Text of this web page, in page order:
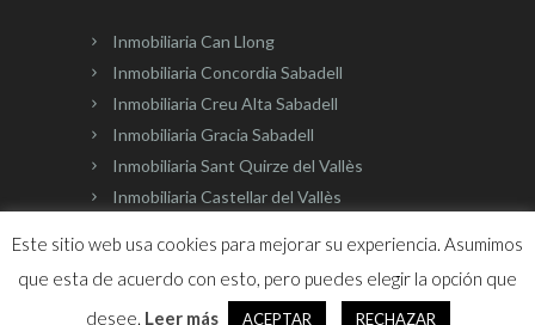
Inmobiliaria Can Llong
Inmobiliaria Concordia Sabadell
Inmobiliaria Creu Alta Sabadell
Inmobiliaria Gracia Sabadell
Inmobiliaria Sant Quirze del Vallès
Inmobiliaria Castellar del Vallès
Página web desarrollada porOnlinevalles.com
Este sitio web usa cookies para mejorar su experiencia. Asumimos
que esta de acuerdo con esto, pero puedes elegir la opción que
desee. Leer más ACEPTAR RECHAZAR